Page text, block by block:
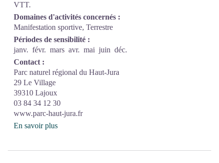
VTT.
Domaines d'activités concernés :
Manifestation sportive, Terrestre
Périodes de sensibilité :
janv. févr. mars avr. mai juin déc.
Contact :
Parc naturel régional du Haut-Jura
29 Le Village
39310 Lajoux
03 84 34 12 30
www.parc-haut-jura.fr
En savoir plus